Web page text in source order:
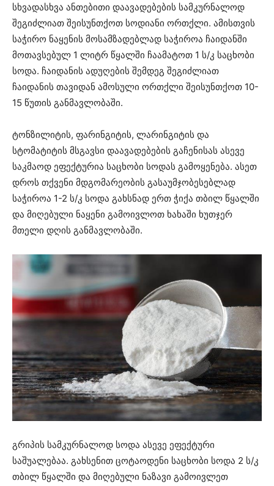
სხვადასხვა ანთებითი დაავადებების სამკურნალოდ
შეგიძლიათ შეისუნთქოთ სოდიანი ორთქლი. ამისთვის
საჭირო ნაყენის მოსამზადებლად საჭიროა ჩაიდანში
მოთავსებულ 1 ლიტრ წყალში ჩაამატოთ 1 ს/კ საცხობი
სოდა. ჩაიდანის ადუღების შემდეგ შეგიძლიათ
ჩაიდანის თავიდან ამოსული ორთქლი შეისუნთქოთ 10-
15 წუთის განმავლობაში.
ტონზილიტის, ფარინგიტის, ლარინგიტის და
სტომატიტის მსგავსი დაავადებების გაჩენისას ასევე
საკმაოდ ეფექტურია საცხობი სოდას გამოყენება. ასეთ
დროს თქვენი მდგომარეობის გასაუმჯობესებლად
საჭიროა 1-2 ს/კ სოდა გახსნად ერთ ჭიქა თბილ წყალში
და მიღებული ნაყენი გამოივლოთ ხახაში ხუთჯერ
მთელი დღის განმავლობაში.
გრიპის სამკურნალოდ სოდა ასევე ეფექტური
საშუალებაა. გახსენით ცოტაოდენი საცხობი სოდა 2 ს/კ
თბილ წყალში და მიღებული ნაზავი გამოივლეთ